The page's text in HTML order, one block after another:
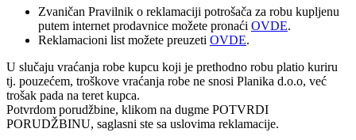
Zvaničan Pravilnik o reklamaciji potrošača za robu kupljenu
putem internet prodavnice možete pronaći OVDE.
Reklamacioni list možete preuzeti OVDE.
U slučaju vraćanja robe kupcu koji je prethodno robu platio kuriru
tj. pouzećem, troškove vraćanja robe ne snosi Planika d.o.o, već
trošak pada na teret kupca.
Potvrdom porudžbine, klikom na dugme POTVRDI
PORUDŽBINU, saglasni ste sa uslovima reklamacije.